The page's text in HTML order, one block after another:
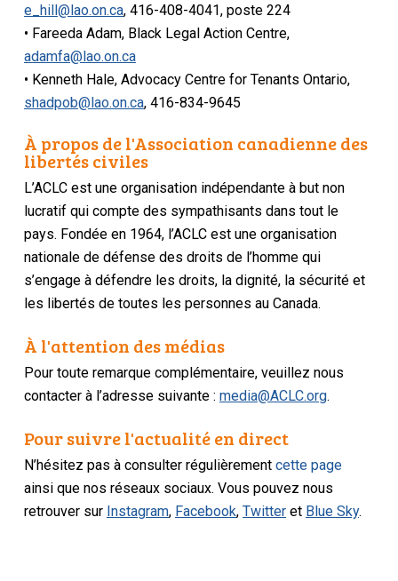
e_hill@lao.on.ca, 416-408-4041, poste 224
• Fareeda Adam, Black Legal Action Centre,
adamfa@lao.on.ca
• Kenneth Hale, Advocacy Centre for Tenants Ontario,
shadpob@lao.on.ca, 416-834-9645
À propos de l'Association canadienne des
libertés civiles
L’ACLC est une organisation indépendante à but non
lucratif qui compte des sympathisants dans tout le
pays. Fondée en 1964, l’ACLC est une organisation
nationale de défense des droits de l’homme qui
s’engage à défendre les droits, la dignité, la sécurité et
les libertés de toutes les personnes au Canada.
À l'attention des médias
Pour toute remarque complémentaire, veuillez nous
contacter à l’adresse suivante :media@ACLC.org.
Pour suivre l'actualité en direct
N’hésitez pas à consulter régulièrementcette page
ainsi que nos réseaux sociaux. Vous pouvez nous
retrouver sur Instagram, Facebook,Twitter et Blue Sky.